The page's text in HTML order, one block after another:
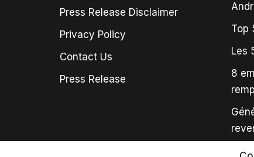
Press Release Disclaimer
Privacy Policy
Contact Us
Press Release
Top
Les
8